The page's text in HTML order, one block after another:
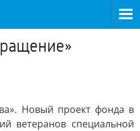
Новый проект фонда в
ветеранов специальной